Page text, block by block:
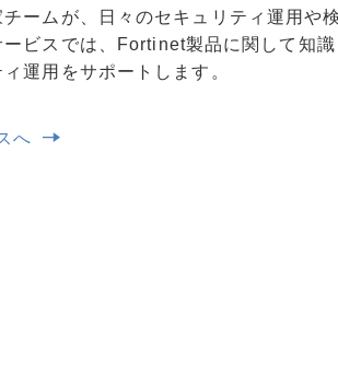
ームが、日々のセキュリティ運用や
ビスでは、Fortinet製品に関して知
運用をサポートします。
へ